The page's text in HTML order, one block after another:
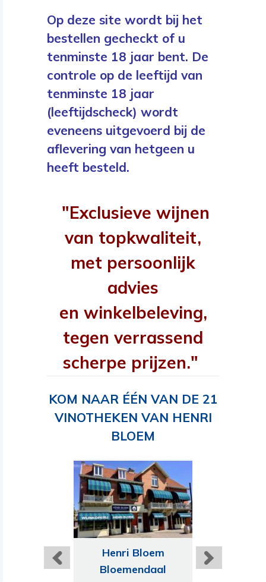
Op deze site wordt bij het
bestellen gecheckt of u
tenminste 18 jaar bent. De
controle op de leeftijd van
tenminste 18 jaar
(leeftijdscheck) wordt
eveneens uitgevoerd bij de
aflevering van hetgeen u
heeft besteld.
"Exclusieve wijnen
van topkwaliteit,
met persoonlijk
advies
en winkelbeleving,
tegen verrassend
scherpe prijzen."
KOM NAAR ÉÉN VAN DE 21
VINOTHEKEN VAN HENRI
BLOEM
Henri Bloem
Bloemendaal